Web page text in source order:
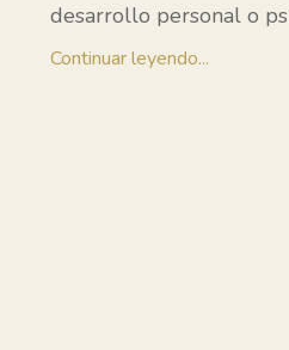
desarrollo personal o
Continuar leyendo...